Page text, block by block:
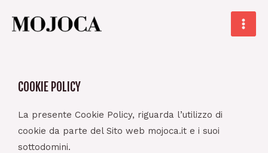
Main
COOKIE POLICY
La presente Cookie Policy, riguarda l’utilizzo di
cookie da parte del Sito web mojoca.it e i suoi
sottodomini.